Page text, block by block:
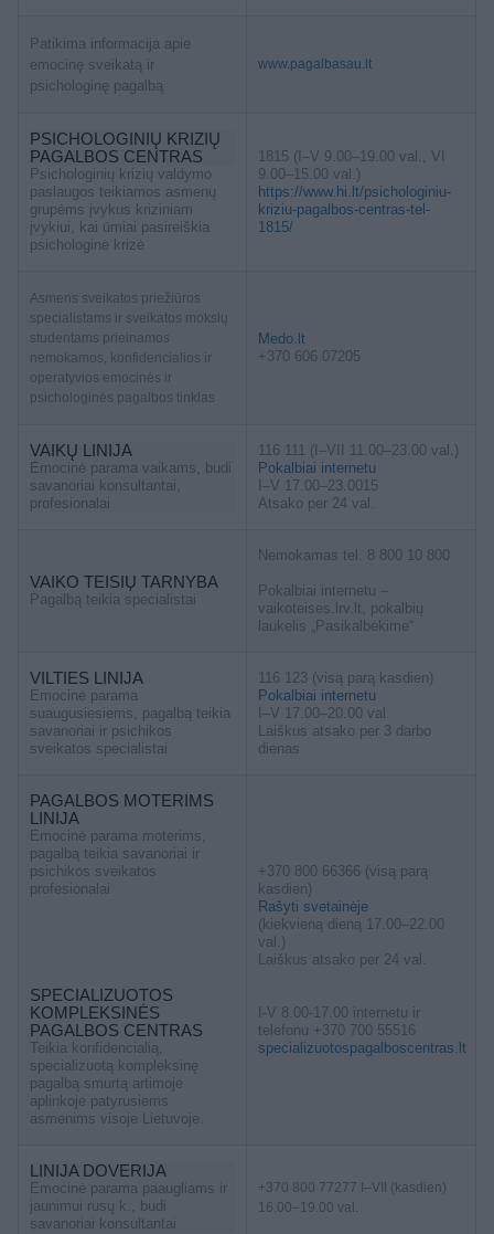
Patikima informacija apie
emocinę sveikatą ir
psichologinę pagalbą
www.pagalbasau.lt
PSICHOLOGINIŲ KRIZIŲ
PAGALBOS CENTRAS
Psichologinių krizių valdymo
paslaugos teikiamos asmenų
grupėms įvykus kriziniam
įvykiui, kai ūmiai pasireiškia
psichologinė krizė
1815 (I–V 9.00–19.00 val., VI
9.00–15.00 val.)
https://www.hi.lt/psichologiniu-
kriziu-pagalbos-centras-tel-
1815/
Asmens sveikatos priežiūros
specialistams ir sveikatos mokslų
studentams prieinamos
nemokamos, konfidencialios ir
operatyvios emocinės ir
psichologinės pagalbos tinklas
Medo.lt
+370 606 07205
VAIKŲ LINIJA
Emocinė parama vaikams, budi
savanoriai konsultantai,
profesionalai
116 111 (I–VII 11.00–23.00 val.)
Pokalbiai internetu
I–V 17.00–23.0015
Atsako per 24 val.
VAIKO TEISIŲ TARNYBA
Pagalbą teikia specialistai
Nemokamas tel. 8 800 10 800
Pokalbiai internetu –
vaikoteises.lrv.lt, pokalbių
laukelis „Pasikalbėkime“
VILTIES LINIJA
Emocinė parama
suaugusiesiems, pagalbą teikia
savanoriai ir psichikos
sveikatos specialistai
116 123 (visą parą kasdien)
Pokalbiai internetu
I–V 17.00–20.00 val.
Laiškus atsako per 3 darbo
dienas
PAGALBOS MOTERIMS
LINIJA
Emocinė parama moterims,
pagalbą teikia savanoriai ir
psichikos sveikatos
profesionalai
SPECIALIZUOTOS
KOMPLEKSINĖS
PAGALBOS CENTRAS
Teikia konfidencialią,
specializuotą kompleksinę
pagalbą smurtą artimoje
aplinkoje patyrusiems
asmenims visoje Lietuvoje.
+370 800 66366 (visą parą
kasdien)
Rašyti svetainėje
(kiekvieną dieną 17.00–22.00
val.)
Laiškus atsako per 24 val.
I-V 8.00-17.00 internetu ir
telefonu +370 700 55516
specializuotospagalboscentras.lt
LINIJA DOVERIJA
Emocinė parama paaugliams ir
jaunimui rusų k., budi
savanoriai konsultantai
+370 800 77277 I–VII (kasdien)
16.00–19.00 val.